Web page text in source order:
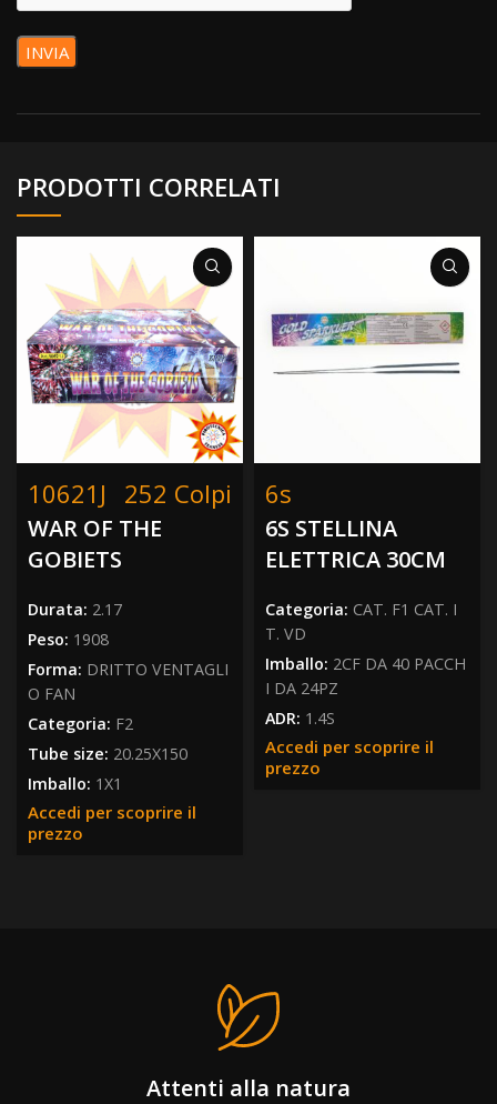
PRODOTTI CORRELATI
10621J 252 Colpi
WAR OF THE
GOBIETS
Durata: 2.17
Peso: 1908
Forma: DRITTO VENTAGLI
O FAN
Categoria: F2
Tube size: 20.25X150
Imballo: 1X1
Accedi per scoprire il
prezzo
6s
6S STELLINA
ELETTRICA 30CM
Categoria: CAT. F1 CAT. I
T. VD
Imballo: 2CF DA 40 PACCH
I DA 24PZ
ADR: 1.4S
Accedi per scoprire il
prezzo
Attenti alla natura